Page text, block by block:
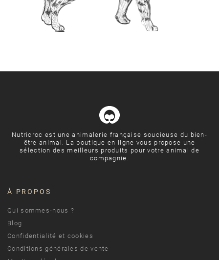
Nutricroc est une animalerie française soucieuse du bien-
être animal. La boutique en ligne vous propose une
sélection des meilleurs produits pour votre animal de
compagnie.
À PROPOS
Qui sommes-nous ?
Blog
Confidentialité et cookies
Conditions générales de vente